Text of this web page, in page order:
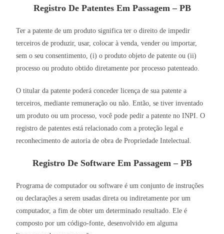
Registro De Patentes Em Passagem – PB
Ter a patente de um produto significa ter o direito de impedir
terceiros de produzir, usar, colocar à venda, vender ou importar,
sem o seu consentimento, (i) o produto objeto de patente ou (ii)
processo ou produto obtido diretamente por processo patenteado.
O titular da patente poderá conceder licença de sua patente a
terceiros, mediante remuneração ou não. Então, se tiver inventado
um produto ou um processo, você pode pedir a patente no INPI. O
registro de patentes está relacionado com a proteção legal e
reconhecimento de autoria de obra de Propriedade Intelectual.
Registro De Software Em Passagem – PB
Programa de computador ou software é um conjunto de instruções
ou declarações a serem usadas direta ou indiretamente por um
computador, a fim de obter um determinado resultado. Ele é
composto por um código-fonte, desenvolvido em alguma